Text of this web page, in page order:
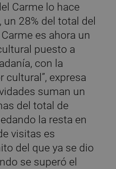
Carme lo hace
28% del total del
es ahora un
puesto a
con la
expresa
suman un
del total de
la resta en
visitas es
del que ya se dio
se superó el